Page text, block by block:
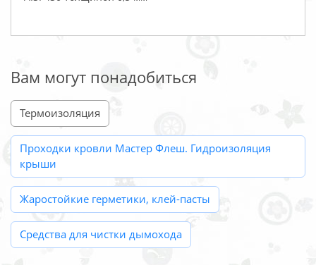
Вам могут понадобиться
Термоизоляция
Проходки кровли Мастер Флеш. Гидроизоляция
крыши
Жаростойкие герметики, клей-пасты
Средства для чистки дымохода